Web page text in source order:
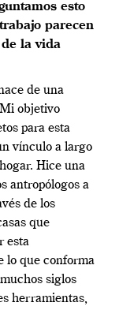
esto
parecen
la vida
de una
objetivo
para esta
vínculo a largo
Hice una
antropólogos a
de los
que
esta
lo que conforma
siglos
herramientas,